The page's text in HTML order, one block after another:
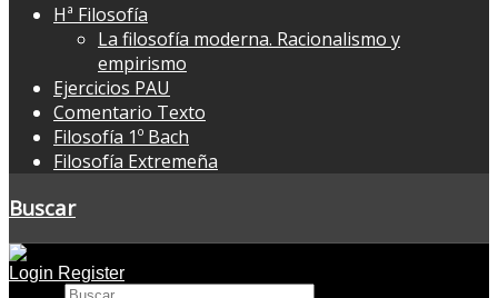
Hª Filosofía
La filosofía moderna. Racionalismo y
empirismo
Ejercicios PAU
Comentario Texto
Filosofía 1º Bach
Filosofía Extremeña
Buscar
Login Register